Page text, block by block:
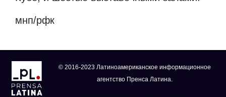
мнп/рфк
© 2016-2023 Латиноамериканское информационное
агентство Пренса Латина.